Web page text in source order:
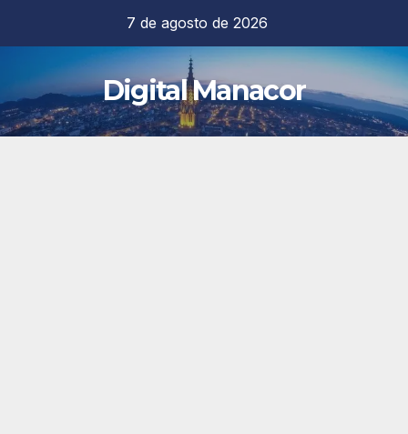
contenido
7 de agosto de 2026
Digital Manacor